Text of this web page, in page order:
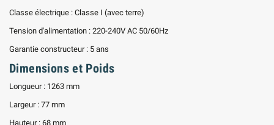
Classe électrique : Classe I (avec terre)
Tension d'alimentation : 220-240V AC 50/60Hz
Garantie constructeur : 5 ans
Dimensions et Poids
Longueur : 1263 mm
Largeur : 77 mm
Hauteur : 68 mm